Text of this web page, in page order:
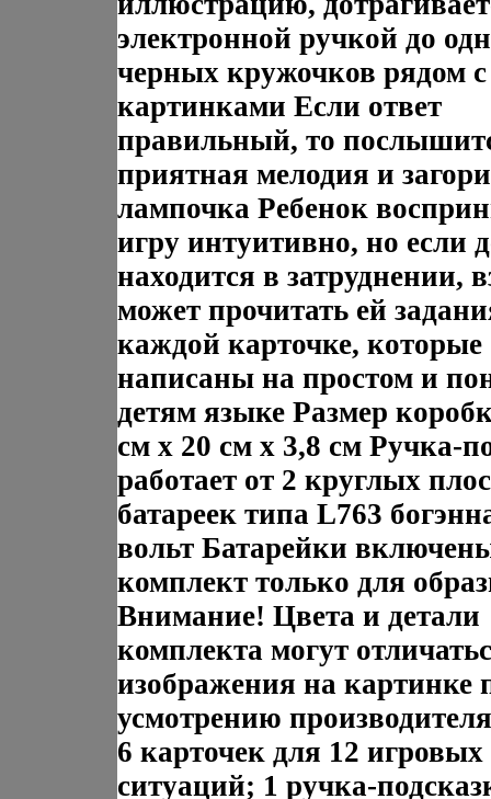
электронной ручкой до
черных кружочков рядом с
картинками Если ответ
правильный, то
приятная мелодия и
лампочка Ребенок
игру интуитивно, но если
находится в затруднении,
может прочитать ей
каждой карточке, которые
написаны на простом и
детям языке Размер
см x 20 см x 3,8 см Ручка-
работает от 2 круглых
батареек типа L763
вольт Батарейки
комплект только для
Внимание! Цвета и детали
комплекта могут
изображения на картинке
усмотрению
6 карточек для 12 игровых
ситуаций; 1 ручка-